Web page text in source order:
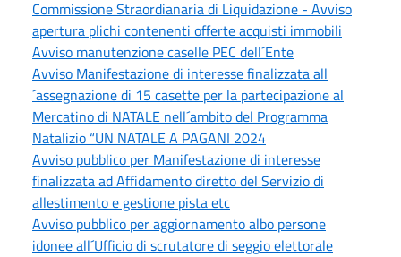
Commissione Straordianaria di Liquidazione - Avviso
apertura plichi contenenti offerte acquisti immobili
Avviso manutenzione caselle PEC dell´Ente
Avviso Manifestazione di interesse finalizzata all
´assegnazione di 15 casette per la partecipazione al
Mercatino di NATALE nell´ambito del Programma
Natalizio “UN NATALE A PAGANI 2024
Avviso pubblico per Manifestazione di interesse
finalizzata ad Affidamento diretto del Servizio di
allestimento e gestione pista etc
Avviso pubblico per aggiornamento albo persone
idonee all´Ufficio di scrutatore di seggio elettorale